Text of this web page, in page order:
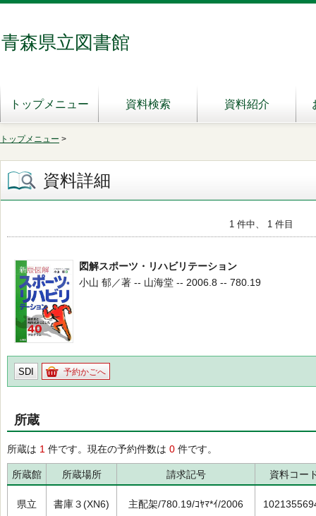
青森県立図書館
トップメニュー 資料検索 資料紹介
トップメニュー >
資料詳細
1 件中、 1 件目
図解スポーツ・リハビリテーション
小山 郁／著 -- 山海堂 -- 2006.8 -- 780.19
SDI 予約かごへ
所蔵
所蔵は 1 件です。現在の予約件数は 0 件です。
所蔵館 所蔵場所 請求記号 資料コー
県立 書庫３(XN6) 主配架/780.19/ｺﾔﾏ*ｲ/2006